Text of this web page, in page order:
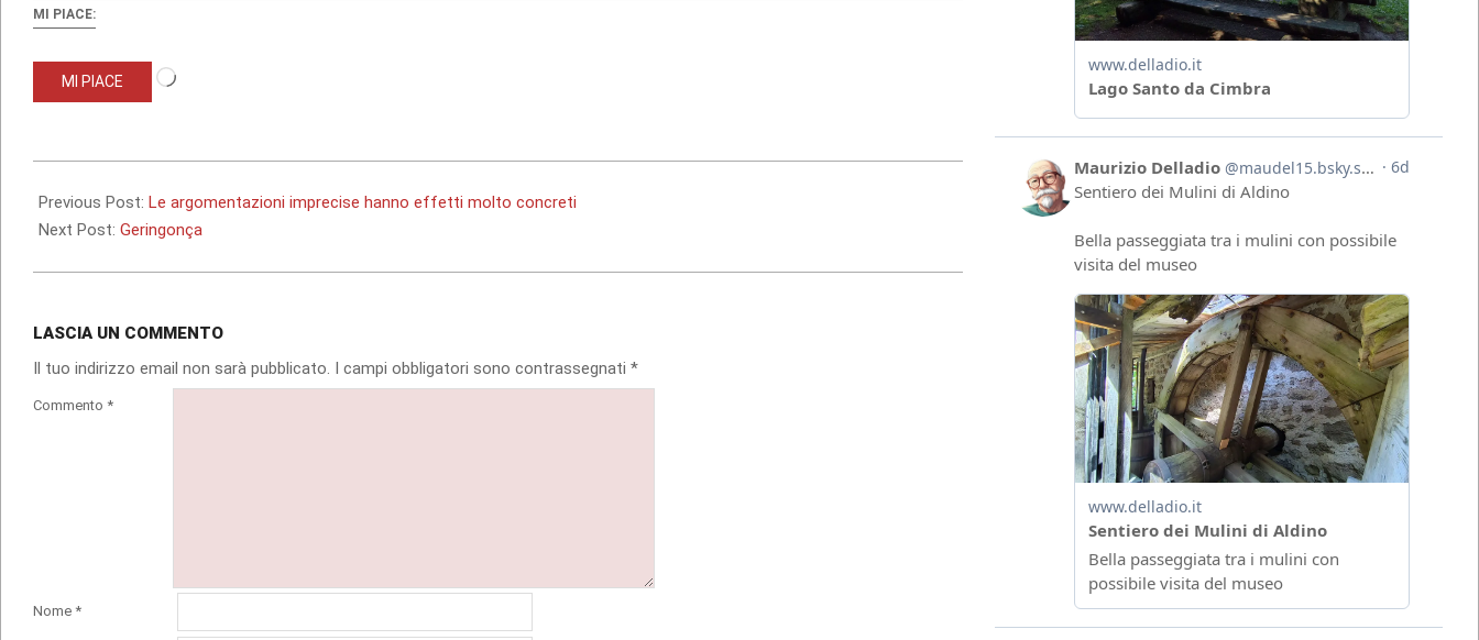
MI PIACE:
MI PIACE
05-
25
Previous Post: Le argomentazioni imprecise hanno effetti molto concreti
Next Post: Geringonça
LASCIA UN COMMENTO
Il tuo indirizzo email non sarà pubblicato. I campi obbligatori sono contrassegnati *
Commento *
Nome *